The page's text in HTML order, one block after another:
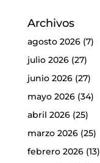
Archivos
agosto 2026(7)
julio 2026(27)
junio 2026(27)
mayo 2026(34)
abril 2026(25)
marzo 2026(25)
febrero 2026(13)